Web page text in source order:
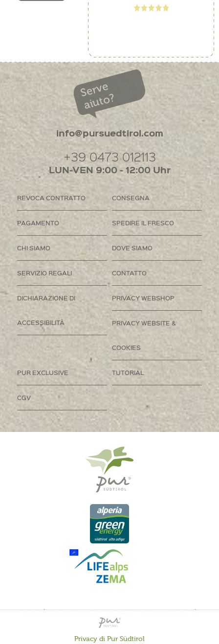
Serve
aiuto?
info@pursuedtirol.com
+39 0473 012113
LUN-VEN 9:00 - 12:00 Uhr
REVOCA CONTRATTO CONSEGNA
PAGAMENTO SPEDIRE IL FRESCO
CHI SIAMO DOVE SIAMO
SERVIZIO REGALI CONTATTO
DICHIARAZIONE DI
ACCESSIBILITÀ
PRIVACY WEBSHOP
PRIVACY WEBSITE &
COOKIES
PUR EXCLUSIVE TUTORIAL
CGV
CONTROLLATA
Privacy di Pur Südtirol